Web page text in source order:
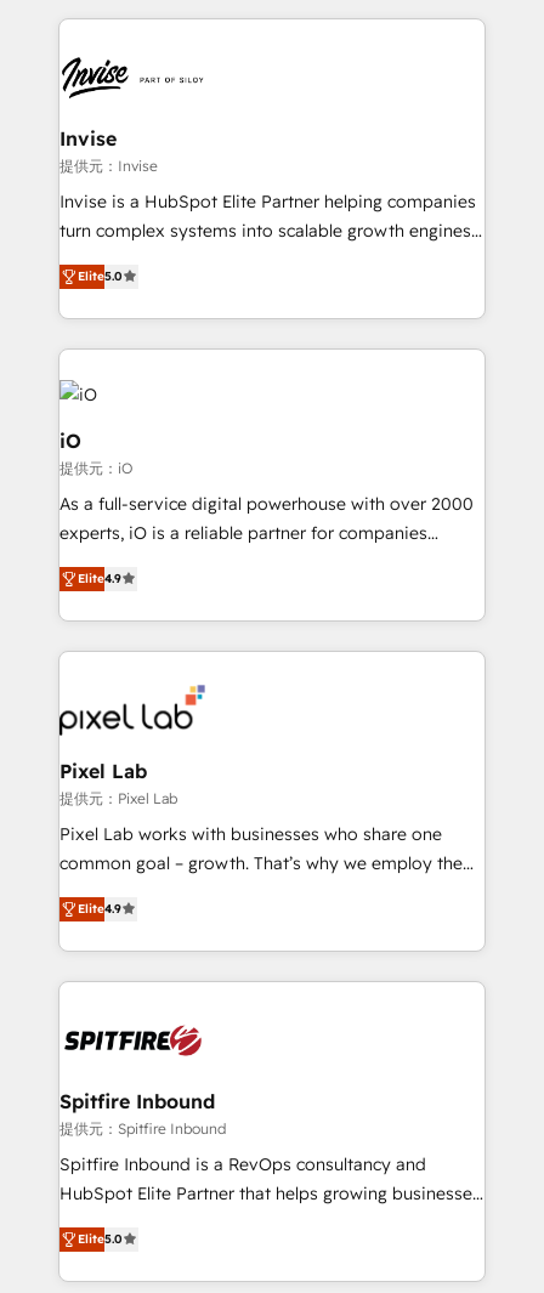
set-up, Migrations, Integrations, Enterprise level
Ops Hub Software, inbound marketing strategy,
content strategies, branding, HubSpot CMS,
bespoke web apps and growth driven design
websites. Experienced in helping Global B2B
Manufacturers, Fintech, Professional Services, IT and
SaaS industries.
Invise
提供元：Invise
Invise is a HubSpot Elite Partner helping companies
turn complex systems into scalable growth engines.
We combine strategy, technology and change
management to drive measurable results. As part of
the fast-growing Siloy Group, we unite more than
250+ HubSpot experts across Europe – ready to
build a CRM architecture optimized to support your
business goals. Talk to us if you’re looking to: -
Connect marketing, sales and operations around one
reliable source of truth - Unlock the full value of your
CRM and marketing data, not just implement a
system - Accelerate impact with a partner who
Elite5.0
iO
提供元：iO
As a full-service digital powerhouse with over 2000
experts, iO is a reliable partner for companies
looking to strengthen their position in the fields of
marketing, technology, content, strategy and
creation. iO combines in-depth knowledge on both
the marketing and technology end of HubSpot,
from end-to-end. Teams of marketing specialists,
developers, copywriters and designers work side by
side to meet the specific demands of every client
and project. Dedicated HubSpot teams combine all
skills for HubSpot projects from strategy to
implementation and training. Skilled in-house
complex API integrations with external platforms.
Working from several campuses across Belgium, The
such as Brussels Airport, Volvo, Farmaline, Agilitas,
Streamz and Michelin.
Elite4.9
Pixel Lab
提供元：Pixel Lab
Pixel Lab works with businesses who share one
common goal – growth. That’s why we employ the
latest innovations in disruptive technology in our
approach to web design, sales enablement and
inbound marketing that deliver month-on-month
growth for our client's businesses. These methods
exactly where your marketing budget is being used
and overall revenue to a level not feasible with
traditional methods. If you’re a frustrated marketing
manager or business owner sick of wasting budget
with generic agencies and their outdated methods,
just like yours attract more high-quality leads
throughout each stage of the buying cycle with
Elite4.9
Spitfire Inbound
提供元：Spitfire Inbound
Spitfire Inbound is a RevOps consultancy and
HubSpot Elite Partner that helps growing businesses
design predictable, scalable revenue-driving
strategies. With offices in South Africa and London,
we take a RevOps-led approach that aligns sales,
Elite5.0